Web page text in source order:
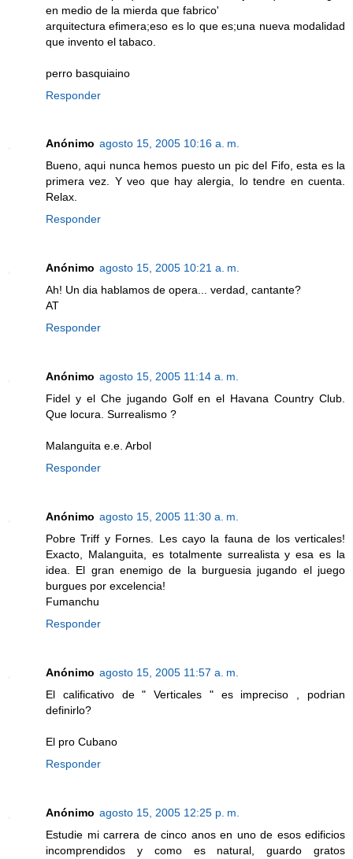
en medio de la mierda que fabrico'
arquitectura efimera;eso es lo que es;una nueva modalidad
que invento el tabaco.
perro basquiaino
Responder
Anónimo agosto 15, 2005 10:16 a. m.
Bueno, aqui nunca hemos puesto un pic del Fifo, esta es la
primera vez. Y veo que hay alergia, lo tendre en cuenta.
Relax.
Responder
Anónimo agosto 15, 2005 10:21 a. m.
Ah! Un dia hablamos de opera... verdad, cantante?
AT
Responder
Anónimo agosto 15, 2005 11:14 a. m.
Fidel y el Che jugando Golf en el Havana Country Club.
Que locura. Surrealismo ?
Malanguita e.e. Arbol
Responder
Anónimo agosto 15, 2005 11:30 a. m.
Pobre Triff y Fornes. Les cayo la fauna de los verticales!
Exacto, Malanguita, es totalmente surrealista y esa es la
idea. El gran enemigo de la burguesia jugando el juego
burgues por excelencia!
Fumanchu
Responder
Anónimo agosto 15, 2005 11:57 a. m.
El calificativo de " Verticales " es impreciso , podrian
definirlo?
El pro Cubano
Responder
Anónimo agosto 15, 2005 12:25 p. m.
Estudie mi carrera de cinco anos en uno de esos edificios
incomprendidos y como es natural, guardo gratos